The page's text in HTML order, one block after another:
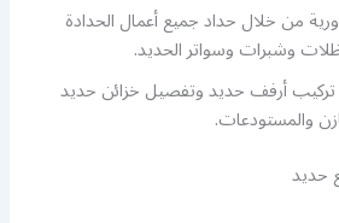
من خلال حداد جميع أعمال الحدادة
وشبرات وسواتر الحديد.
تركيب أرفف حديد وتفصيل خزائن حديد
والمستودعات.
حديد